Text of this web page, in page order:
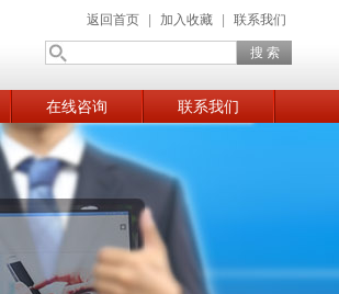
返回首页 加入收藏 联系我们
在线咨询 联系我们